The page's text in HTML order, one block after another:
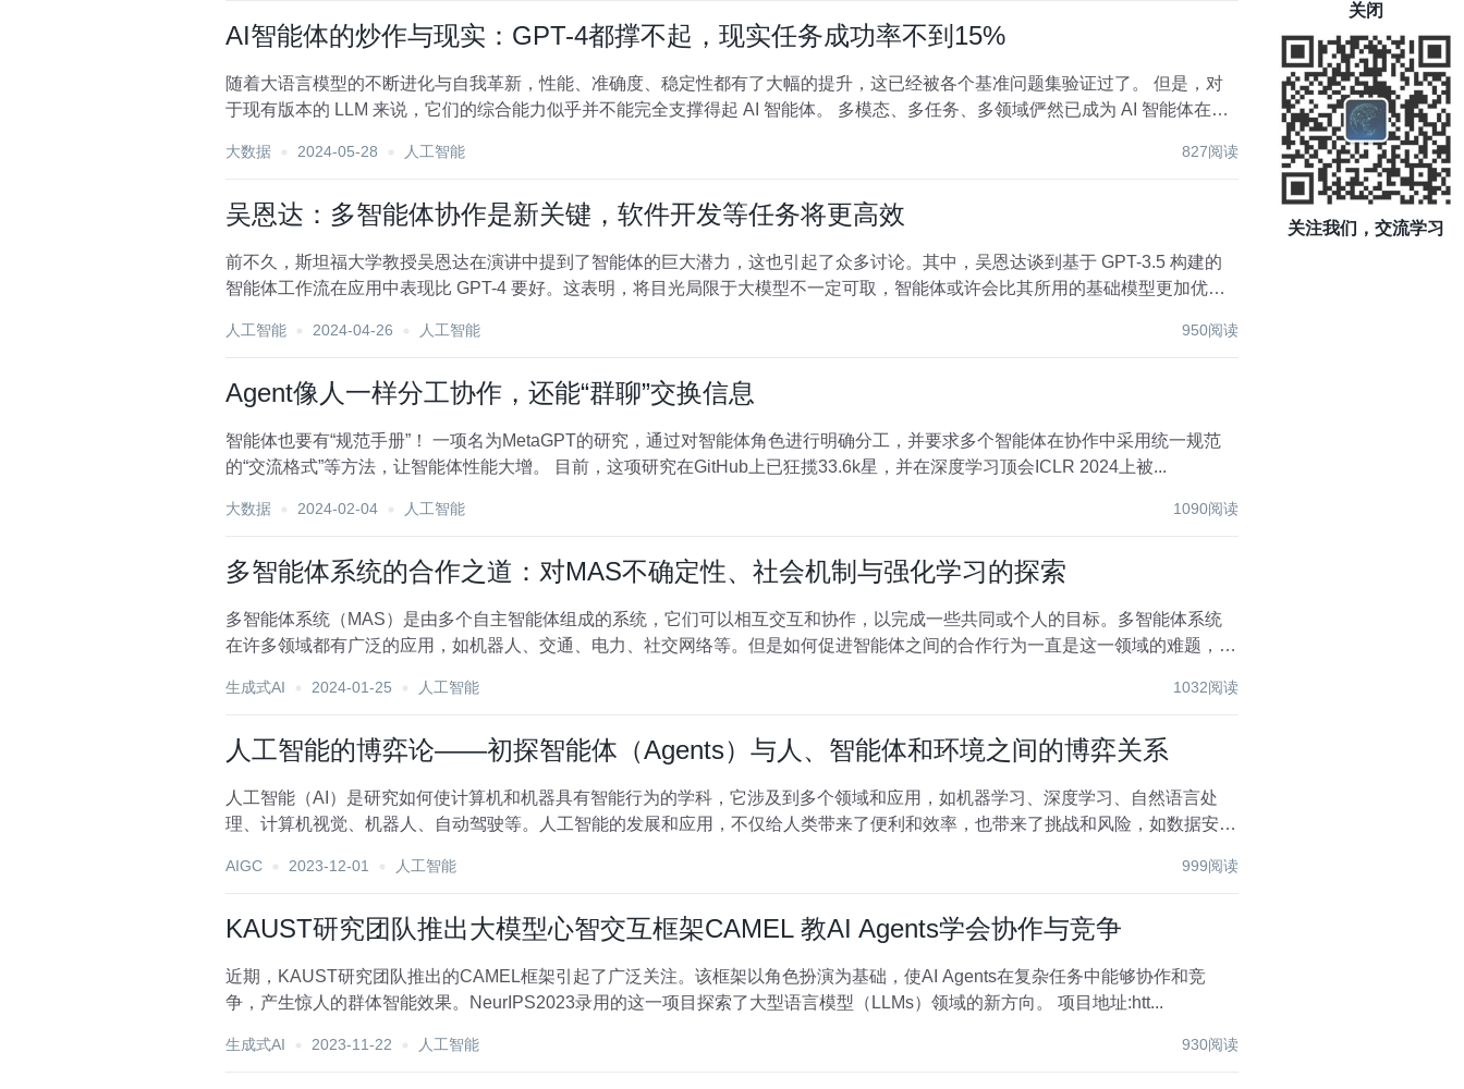
AI智能体的炒作与现实：GPT-4都撑不起，现实任务成功率不到15%
随着大语言模型的不断进化与自我革新，性能、准确度、稳定性都有了大幅的提升，这已经被各个基准问题集验证过了。 但是，对
于现有版本的 LLM 来说，它们的综合能力似乎并不能完全支撑得起 AI 智能体。 多模态、多任务、多领域俨然已成为 AI 智能体在公
大数据 2024-05-28 人工智能 827阅读
吴恩达：多智能体协作是新关键，软件开发等任务将更高效
前不久，斯坦福大学教授吴恩达在演讲中提到了智能体的巨大潜力，这也引起了众多讨论。其中，吴恩达谈到基于 GPT-3.5 构建的
智能体工作流在应用中表现比 GPT-4 要好。这表明，将目光局限于大模型不一定可取，智能体或许会比其所用的基础模型更加优
人工智能 2024-04-26 人工智能 950阅读
Agent像人一样分工协作，还能“群聊”交换信息
智能体也要有“规范手册”！ 一项名为MetaGPT的研究，通过对智能体角色进行明确分工，并要求多个智能体在协作中采用统一规范
的“交流格式”等方法，让智能体性能大增。 目前，这项研究在GitHub上已狂揽33.6k星，并在深度学习顶会ICLR 2024上被...
大数据 2024-02-04 人工智能 1090阅读
多智能体系统的合作之道：对MAS不确定性、社会机制与强化学习的探索
多智能体系统（MAS）是由多个自主智能体组成的系统，它们可以相互交互和协作，以完成一些共同或个人的目标。多智能体系统
在许多领域都有广泛的应用，如机器人、交通、电力、社交网络等。但是如何促进智能体之间的合作行为一直是这一领域的难题，特
生成式AI 2024-01-25 人工智能 1032阅读
人工智能的博弈论——初探智能体（Agents）与人、智能体和环境之间的博弈关系
人工智能（AI）是研究如何使计算机和机器具有智能行为的学科，它涉及到多个领域和应用，如机器学习、深度学习、自然语言处
理、计算机视觉、机器人、自动驾驶等。人工智能的发展和应用，不仅给人类带来了便利和效率，也带来了挑战和风险，如数据安
AIGC 2023-12-01 人工智能 999阅读
KAUST研究团队推出大模型心智交互框架CAMEL 教AI Agents学会协作与竞争
近期，KAUST研究团队推出的CAMEL框架引起了广泛关注。该框架以角色扮演为基础，使AI Agents在复杂任务中能够协作和竞
争，产生惊人的群体智能效果。NeurIPS2023录用的这一项目探索了大型语言模型（LLMs）领域的新方向。 项目地址:htt...
生成式AI 2023-11-22 人工智能 930阅读
关闭
关注我们，交流学习